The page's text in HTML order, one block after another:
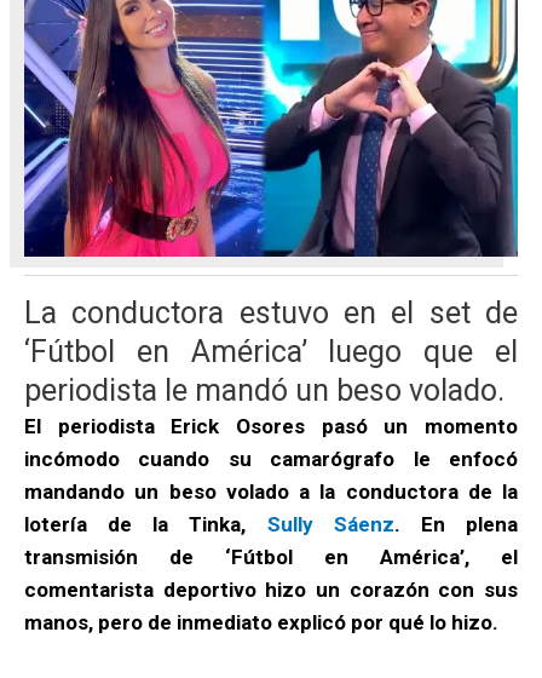
La conductora estuvo en el set de
‘Fútbol en América’ luego que el
periodista le mandó un beso volado.
El periodista Erick Osores pasó un momento
incómodo cuando su camarógrafo le enfocó
mandando un beso volado a la conductora de la
lotería de la Tinka, Sully Sáenz. En plena
transmisión de ‘Fútbol en América’, el
comentarista deportivo hizo un corazón con sus
manos, pero de inmediato explicó por qué lo hizo.